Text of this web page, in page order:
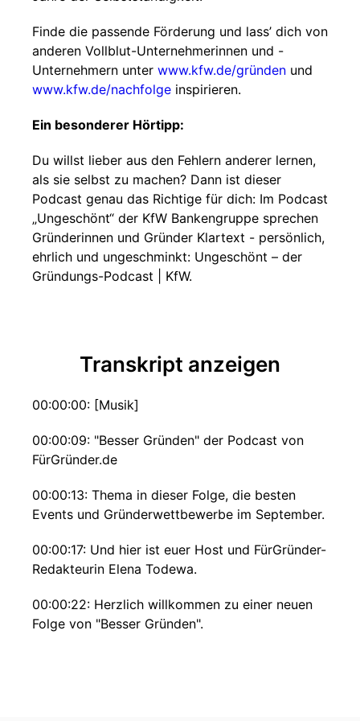
Finde die passende Förderung und lass’ dich von
anderen Vollblut-Unternehmerinnen und -
Unternehmern unter⁠⁠⁠⁠ ⁠⁠⁠⁠⁠⁠⁠⁠⁠⁠ www.kfw.de/gründen⁠⁠⁠⁠⁠⁠ und
www.kfw.de/nachfolge⁠⁠ inspirieren.
Ein besonderer Hörtipp:
Du willst lieber aus den Fehlern anderer lernen,
als sie selbst zu machen? Dann ist dieser
Podcast genau das Richtige für dich: Im Podcast
„Ungeschönt“ der KfW Bankengruppe sprechen
Gründerinnen und Gründer Klartext - persönlich,
ehrlich und ungeschminkt: ⁠⁠⁠⁠⁠⁠Ungeschönt – der
Gründungs-Podcast | KfW⁠⁠⁠⁠⁠⁠.
Transkript anzeigen
00:00:00: [Musik]
00:00:09: "Besser Gründen" der Podcast von
FürGründer.de
00:00:13: Thema in dieser Folge, die besten
Events und Gründerwettbewerbe im September.
00:00:17: Und hier ist euer Host und FürGründer-
Redakteurin Elena Todewa.
00:00:22: Herzlich willkommen zu einer neuen
Folge von "Besser Gründen".